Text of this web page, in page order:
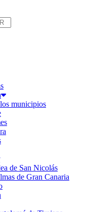
municipios
de San Nicolás
de Gran Canaria